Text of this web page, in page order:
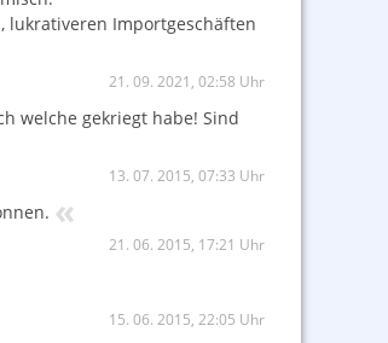
lukrativeren Importgeschäften
21. 09. 2021, 02:58 Uhr
welche gekriegt habe! Sind
13. 07. 2015, 07:33 Uhr
«
21. 06. 2015, 17:21 Uhr
15. 06. 2015, 22:05 Uhr